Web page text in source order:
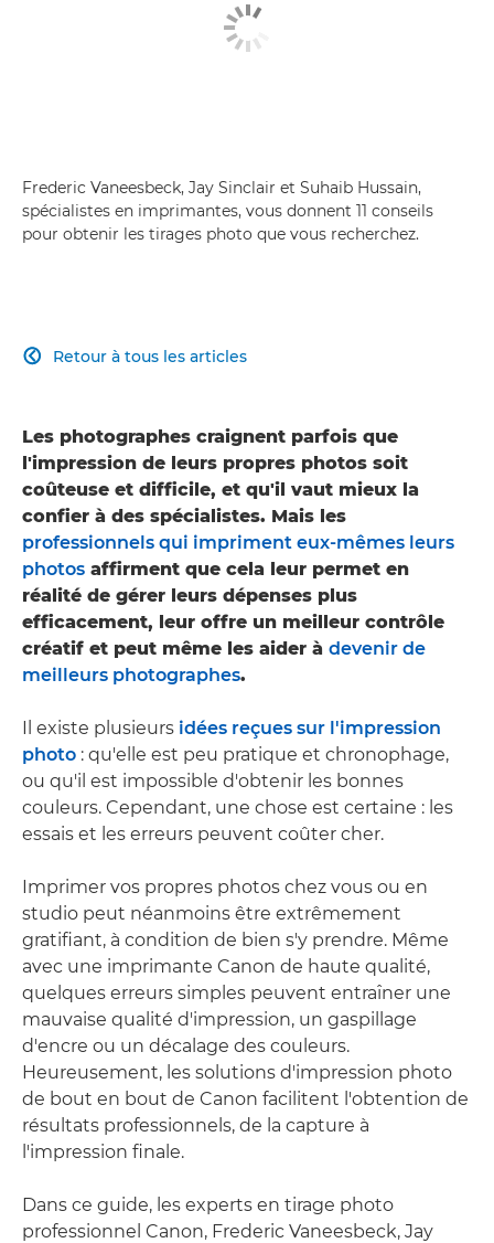
Frederic Vaneesbeck, Jay Sinclair et Suhaib Hussain,
spécialistes en imprimantes, vous donnent 11 conseils
pour obtenir les tirages photo que vous recherchez.
Retour à tous les articles

Les photographes craignent parfois que
l'impression de leurs propres photos soit
coûteuse et difficile, et qu'il vaut mieux la
confier à des spécialistes. Mais les
professionnels qui impriment eux-mêmes leurs
photos affirment que cela leur permet en
réalité de gérer leurs dépenses plus
efficacement, leur offre un meilleur contrôle
créatif et peut même les aider à devenir de
meilleurs photographes.
Il existe plusieurs idées reçues sur l'impression
photo : qu'elle est peu pratique et chronophage,
ou qu'il est impossible d'obtenir les bonnes
couleurs. Cependant, une chose est certaine : les
essais et les erreurs peuvent coûter cher.
Imprimer vos propres photos chez vous ou en
studio peut néanmoins être extrêmement
gratifiant, à condition de bien s'y prendre. Même
avec une imprimante Canon de haute qualité,
quelques erreurs simples peuvent entraîner une
mauvaise qualité d'impression, un gaspillage
d'encre ou un décalage des couleurs.
Heureusement, les solutions d'impression photo
de bout en bout de Canon facilitent l'obtention de
résultats professionnels, de la capture à
l'impression finale.
Dans ce guide, les experts en tirage photo
professionnel Canon, Frederic Vaneesbeck, Jay